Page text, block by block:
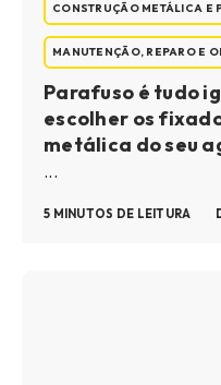
CONSTRUÇÃO METÁLICA E
MANUTENÇÃO, REPARO E
Parafuso é tudo
escolher os
metálica do seu
...
5 MINUTOS DE LEITURA